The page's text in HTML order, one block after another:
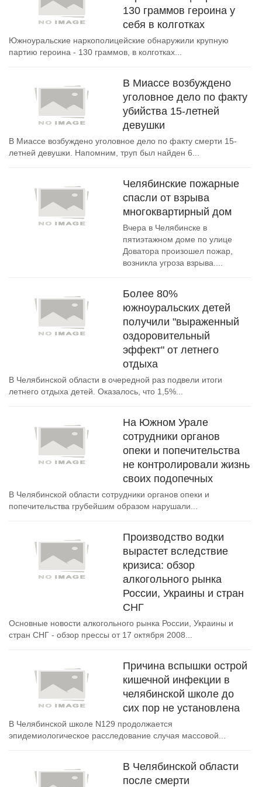
130 граммов героина у
себя в колготках
Южноуральские наркополицейские обнаружили крупную
партию героина - 130 граммов, в колготках...
В Миассе возбуждено
уголовное дело по факту
убийства 15-летней
девушки
В Миассе возбуждено уголовное дело по факту смерти 15-
летней девушки. Напомним, труп был найден 6...
Челябинские пожарные
спасли от взрыва
многоквартирный дом
Вчера в Челябинске в
пятиэтажном доме по улице
Доватора произошел пожар,
возникла угроза взрыва....
Более 80%
южноуральских детей
получили "выраженный
оздоровительный
эффект" от летнего
отдыха
В Челябинской области в очередной раз подвели итоги
летнего отдыха детей. Оказалось, что 1,5%...
На Южном Урале
сотрудники органов
опеки и попечительства
не контролировали жизнь
своих подопечных
В Челябинской области сотрудники органов опеки и
попечительства грубейшим образом нарушали...
Производство водки
вырастет вследствие
кризиса: обзор
алкогольного рынка
России, Украины и стран
СНГ
Основные новости алкогольного рынка России, Украины и
стран СНГ - обзор прессы от 17 октября 2008...
Причина вспышки острой
кишечной инфекции в
челябинской школе до
сих пор не установлена
В Челябинской школе N129 продолжается
эпидемиологическое расследование случая массовой...
В Челябинской области
после смерти